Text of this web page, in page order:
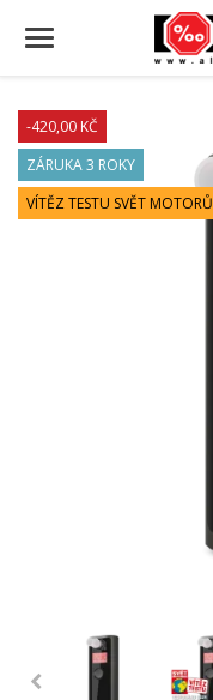
-420,00 KČ
ZÁRUKA 3 ROKY
VÍTĚZ TESTU SVĚT MOTORŮ